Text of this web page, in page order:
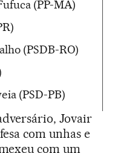
(PP-MA)
(PSDB-RO)
(PSD-PB)
Jovair
com unhas e
com um